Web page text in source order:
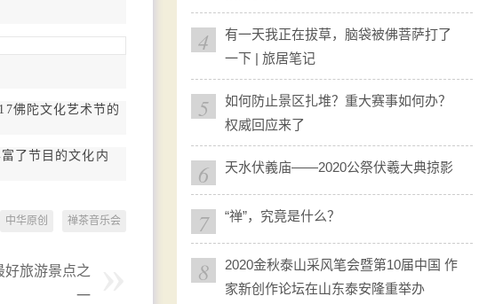
佛陀文化艺术节的
了节目的文化内
中华原创 禅茶音乐会
旅游景点之
一
4
有一天我正在拔草，脑袋被佛菩萨打了
一下 | 旅居笔记
5
如何防止景区扎堆？重大赛事如何办？
权威回应来了
6 天水伏義庙——2020公祭伏羲大典掠影
7 “禅”，究竟是什么？
8
2020金秋泰山采风笔会暨第10届中国 作
家新创作论坛在山东泰安隆重举办